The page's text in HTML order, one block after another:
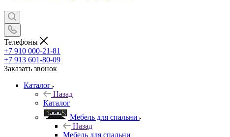
Телефоны
+7 910 000-21-81
+7 913 601-80-09
Заказать звонок
Каталог
Назад
Каталог
Мебель для спальни
Назад
Мебель для спальни